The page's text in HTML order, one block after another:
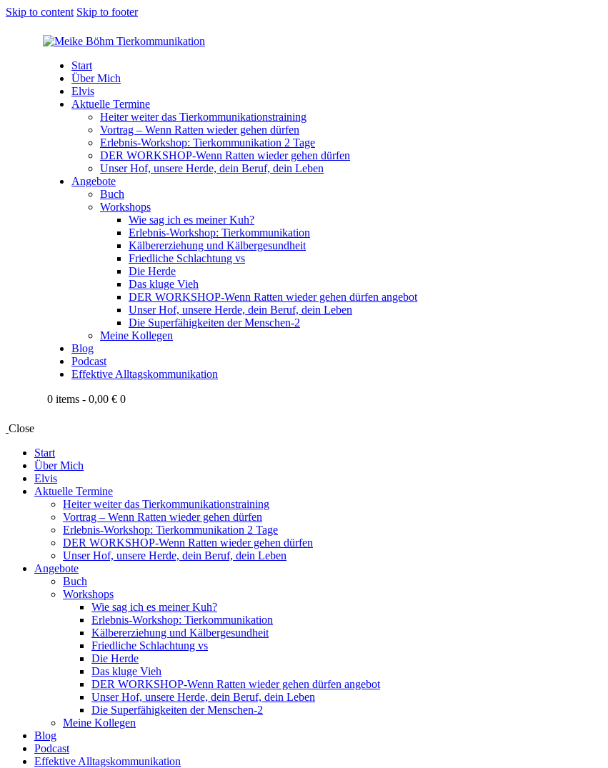
Skip to content Skip to footer
Start
Über Mich
Elvis
Aktuelle Termine
Heiter weiter das Tierkommunikationstraining
Vortrag – Wenn Ratten wieder gehen dürfen
Erlebnis-Workshop: Tierkommunikation 2 Tage
DER WORKSHOP-Wenn Ratten wieder gehen dürfen
Unser Hof, unsere Herde, dein Beruf, dein Leben
Angebote
Buch
Workshops
Wie sag ich es meiner Kuh?
Erlebnis-Workshop: Tierkommunikation
Kälbererziehung und Kälbergesundheit
Friedliche Schlachtung vs
Die Herde
Das kluge Vieh
DER WORKSHOP-Wenn Ratten wieder gehen dürfen angebot
Unser Hof, unsere Herde, dein Beruf, dein Leben
Die Superfähigkeiten der Menschen-2
Meine Kollegen
Blog
Podcast
Effektive Alltagskommunikation
0 items - 0,00 € 0
Close
Start
Über Mich
Elvis
Aktuelle Termine
Heiter weiter das Tierkommunikationstraining
Vortrag – Wenn Ratten wieder gehen dürfen
Erlebnis-Workshop: Tierkommunikation 2 Tage
DER WORKSHOP-Wenn Ratten wieder gehen dürfen
Unser Hof, unsere Herde, dein Beruf, dein Leben
Angebote
Buch
Workshops
Wie sag ich es meiner Kuh?
Erlebnis-Workshop: Tierkommunikation
Kälbererziehung und Kälbergesundheit
Friedliche Schlachtung vs
Die Herde
Das kluge Vieh
DER WORKSHOP-Wenn Ratten wieder gehen dürfen angebot
Unser Hof, unsere Herde, dein Beruf, dein Leben
Die Superfähigkeiten der Menschen-2
Meine Kollegen
Blog
Podcast
Effektive Alltagskommunikation